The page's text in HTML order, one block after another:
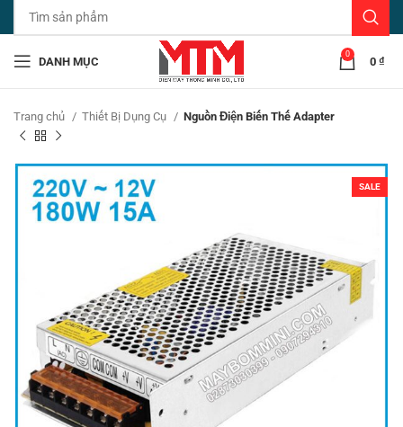
DANH MỤC
0
0 ₫
Trang chủ Thiết Bị Dụng Cụ Nguồn Điện Biến Thế Adapter
SALE